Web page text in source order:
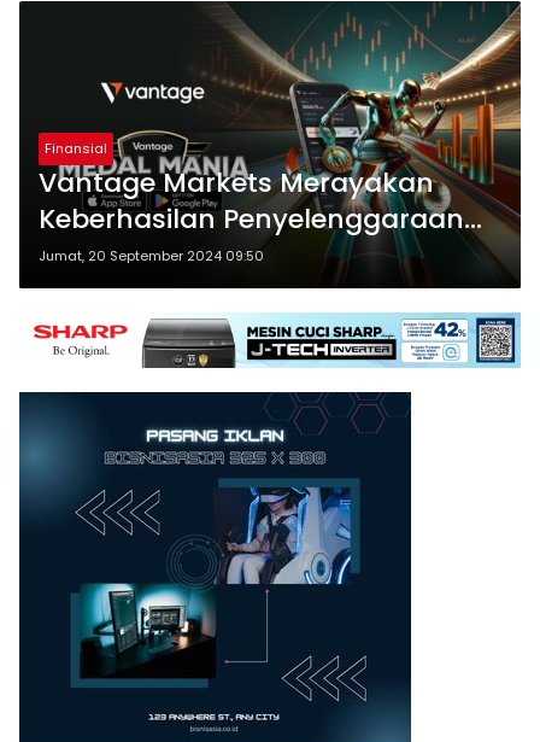
Finansial
Vantage Markets Merayakan
Keberhasilan Penyelenggaraan
Vantage Medal Mania
Jumat, 20 September 2024 09:50